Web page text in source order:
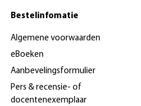
Bestelinfomatie
Algemene voorwaarden
eBoeken
Aanbevelingsformulier
Pers & recensie- of
docentenexemplaar